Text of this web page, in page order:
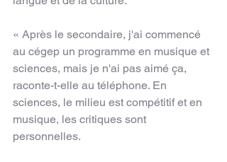
« Après le secondaire, j'ai commencé
au cégep un programme en musique et
sciences, mais je n'ai pas aimé ça,
raconte-t-elle au téléphone. En
sciences, le milieu est compétitif et en
musique, les critiques sont
personnelles.